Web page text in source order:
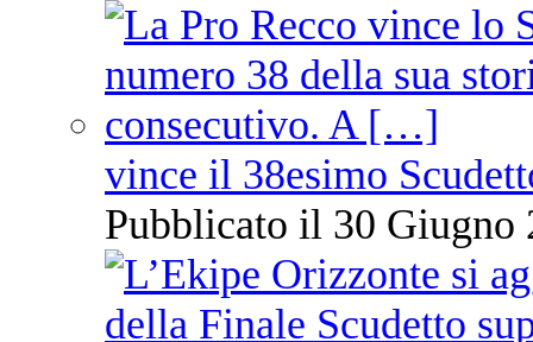
vince il 38esimo
Pubblicato il 30 Giugno